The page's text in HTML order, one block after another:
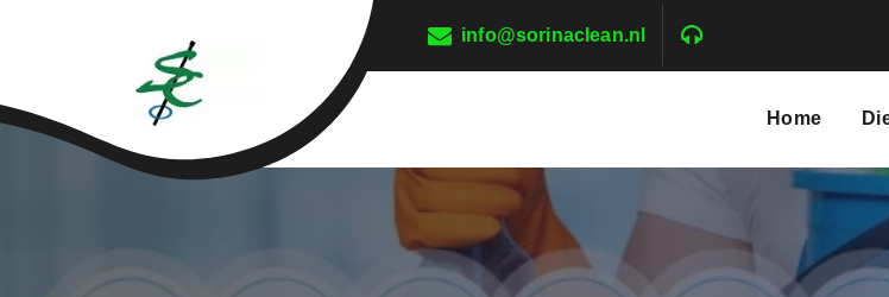
Schoonmaakdiensten Delft, Den Haag en
Rijswijk
info@sorinaclean.nl
Home